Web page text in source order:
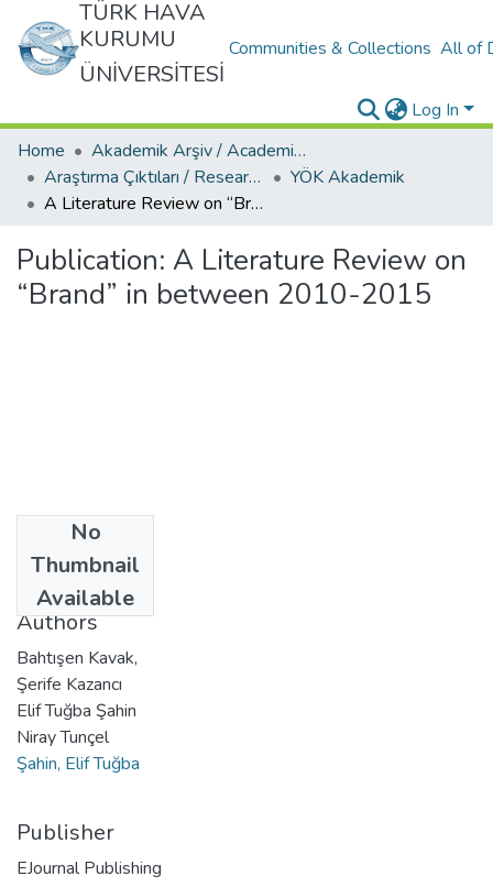
TÜRK HAVA
KURUMU
ÜNİVERSİTESİ
Communities & Collections All of
Log In
Home
Akademik Arşiv / Academic Archive
Araştırma Çıktıları / Research Outcomes
YÖK Akademik
A Literature Review on “Brand” in between 2010-2015
Publication: A Literature Review on
“Brand” in between 2010-2015
No
Thumbnail
Available
2015-12
Authors
Bahtışen Kavak,
Şerife Kazancı
Elif Tuğba Şahin
Niray Tunçel
Şahin, Elif Tuğba
Publisher
EJournal Publishing